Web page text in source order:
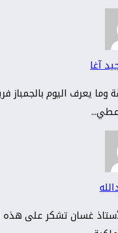
آغا
وما يعرف اليوم بالجمباز
غسان تشكر على هذه